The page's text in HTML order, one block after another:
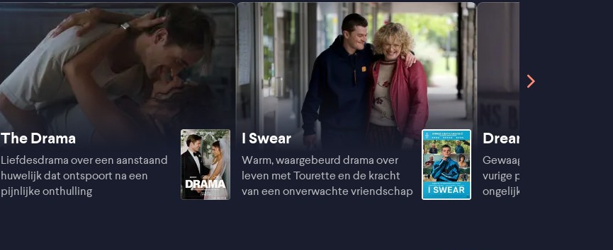
The Drama
Liefdesdrama over een aanstaand
huwelijk dat ontspoort na een
pijnlijke onthulling
I Swear
Warm, waargebeurd drama over
leven met Tourette en de kracht
van een onverwachte vriendschap
Dreams
Gewaagd erotisch drama
vurige passie kan omslaan
ongelijkheid en uitbuiting